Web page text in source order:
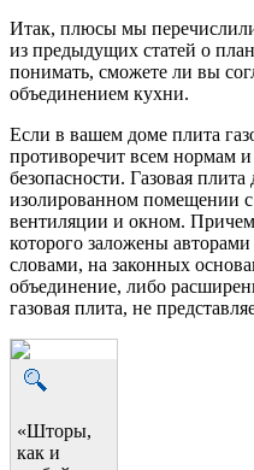
Итак, плюсы мы
из предыдущих статей о
понимать, сможете ли вы
объединением кухни.
Если в вашем доме плита
противоречит всем нормам
безопасности. Газовая
изолированном помещении
вентиляции и окном.
которого заложены
словами, на законных
объединение, либо
газовая плита, не
«Шторы,
как и